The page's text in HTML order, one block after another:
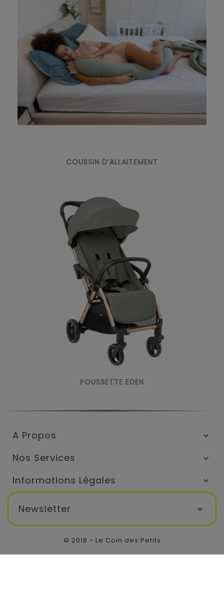
COUSSIN D’ALLAITEMENT
POUSSETTE EDEN
A Propos 
Nos Services 
Informations Légales 
Newsletter 
© 2018 - Le Coin des Petits